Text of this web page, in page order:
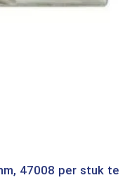
47008 per stuk te